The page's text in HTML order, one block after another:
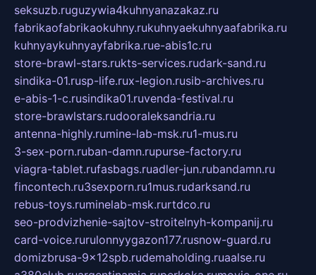
seksuzb.ruguzywia4kuhnyanazakaz.ru
fabrikaofabrikaokuhny.rukuhnyaekuhnyaafabrika.ru
kuhnyaykuhnyayfabrika.rue-abis1c.ru
store-brawl-stars.rukts-services.rudark-sand.ru
sindika-01.rusp-life.rux-legion.rusib-archives.ru
e-abis-1-c.rusindika01.ruvenda-festival.ru
store-brawlstars.rudooraleksandria.ru
antenna-highly.rumine-lab-msk.ru1-mus.ru
3-sex-porn.ruban-damn.rupurse-factory.ru
viagra-tablet.rufasbags.ruadler-jun.rubandamn.ru
fincontech.ru3sexporn.ru1mus.rudarksand.ru
rebus-toys.ruminelab-msk.rurtdco.ru
seo-prodvizhenie-sajtov-stroitelnyh-kompanij.ru
card-voice.rurulonnyygazon177.rusnow-guard.ru
domizbrusa-9x12spb.rudemaholding.ruaalse.ru